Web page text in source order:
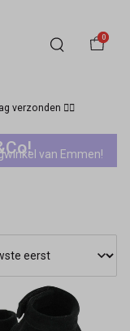
0
verzonden 🏃‍♀️
van Emmen!